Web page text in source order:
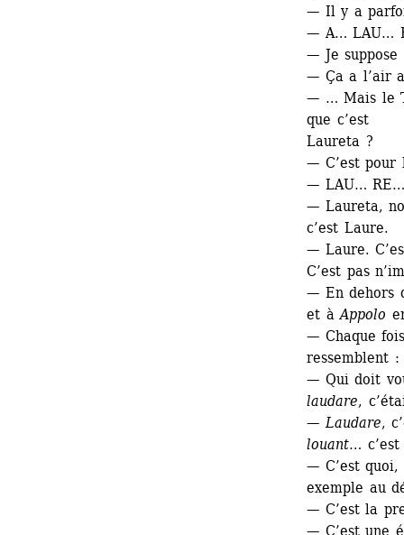
— Il y a
— A… LAU…
— Je suppose
— Ça a l’air
— … Mais le
que c’est
Laureta ?
— C’est pour
— LAU…
— Laureta,
c’est Laure.
— Laure.
C’est pas
— En dehors
et à Appolo
— Chaque
ressemblent
— Qui doit
laudare,
— Laudare,
louant…
— C’est quoi,
exemple au
— C’est la
— C’est une